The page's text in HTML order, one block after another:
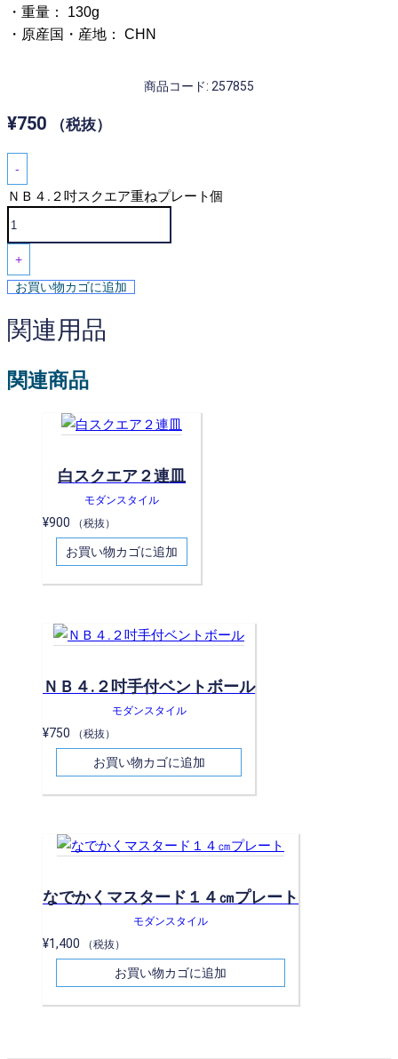
・重量： 130g
・原産国・産地： CHN
商品コード: 257855
¥750 （税抜）
-
ＮＢ４.２吋スクエア重ねプレート個
+
お買い物カゴに追加
関連用品
関連商品
白スクエア２連皿
モダンスタイル
¥900 （税抜）
お買い物カゴに追加
ＮＢ４.２吋手付ベントボール
モダンスタイル
¥750 （税抜）
お買い物カゴに追加
なでかくマスタード１４㎝プレート
モダンスタイル
¥1,400 （税抜）
お買い物カゴに追加